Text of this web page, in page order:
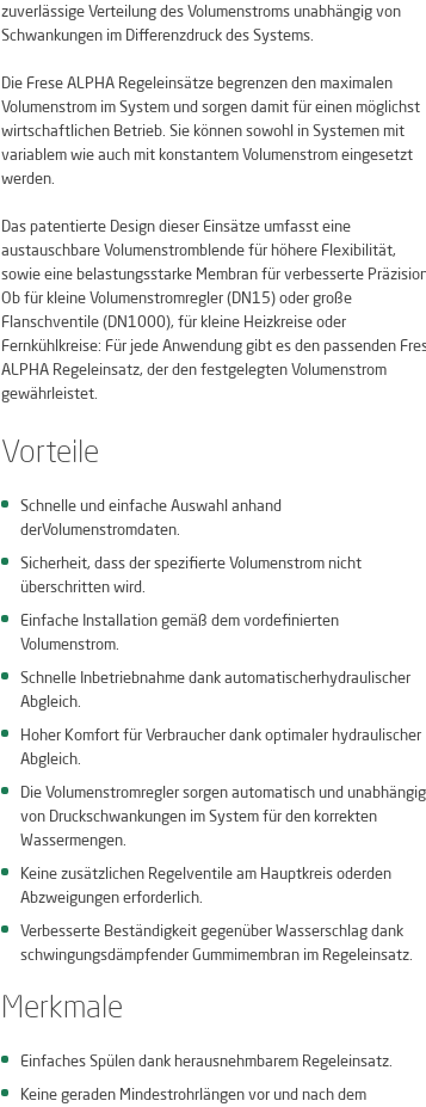
zuverlässige Verteilung des Volumenstroms unabhängig von
Schwankungen im Differenzdruck des Systems.
Die Frese ALPHA Regeleinsätze begrenzen den maximalen
Volumenstrom im System und sorgen damit für einen möglichst
wirtschaftlichen Betrieb. Sie können sowohl in Systemen mit
variablem wie auch mit konstantem Volumenstrom eingesetzt
werden.
Das patentierte Design dieser Einsätze umfasst eine
austauschbare Volumenstromblende für höhere Flexibilität,
sowie eine belastungsstarke Membran für verbesserte
Ob für kleine Volumenstromregler (DN15) oder große
Flanschventile (DN1000), für kleine Heizkreise oder
Fernkühlkreise: Für jede Anwendung gibt es den passenden
ALPHA Regeleinsatz, der den festgelegten Volumenstrom
gewährleistet.
Vorteile
Schnelle und einfache Auswahl anhand
derVolumenstromdaten.
Sicherheit, dass der spezifierte Volumenstrom nicht
überschritten wird.
Einfache Installation gemäß dem vordefinierten
Volumenstrom.
Schnelle Inbetriebnahme dank automatischerhydraulischer
Abgleich.
Hoher Komfort für Verbraucher dank optimaler hydraulischer
Abgleich.
Die Volumenstromregler sorgen automatisch und unabhängig
von Druckschwankungen im System für den korrekten
Wassermengen.
Keine zusätzlichen Regelventile am Hauptkreis oderden
Abzweigungen erforderlich.
Verbesserte Beständigkeit gegenüber Wasserschlag dank
schwingungsdämpfender Gummimembran im Regeleinsatz.
Merkmale
Einfaches Spülen dank herausnehmbarem Regeleinsatz.
Keine geraden Mindestrohrlängen vor und nach dem